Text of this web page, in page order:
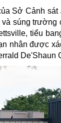
Sở Cảnh
và súng
tiểu
nhân được
De'Shaun